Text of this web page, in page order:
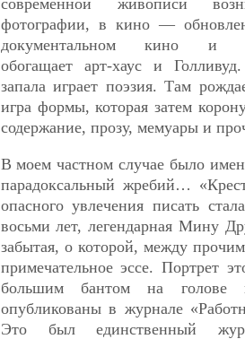
фотографии, в кино —
документальном кино и
обогащает арт-хаус и
запала играет поэзия. Там
игра формы, которая затем
содержание, прозу, мемуары и
В моем частном случае было
парадоксальный жребий…
опасного увлечения писать
восьми лет, легендарная Мину
забытая, о которой, между
примечательное эссе. Портрет
большим бантом на
опубликованы в журнале
Это был единственный